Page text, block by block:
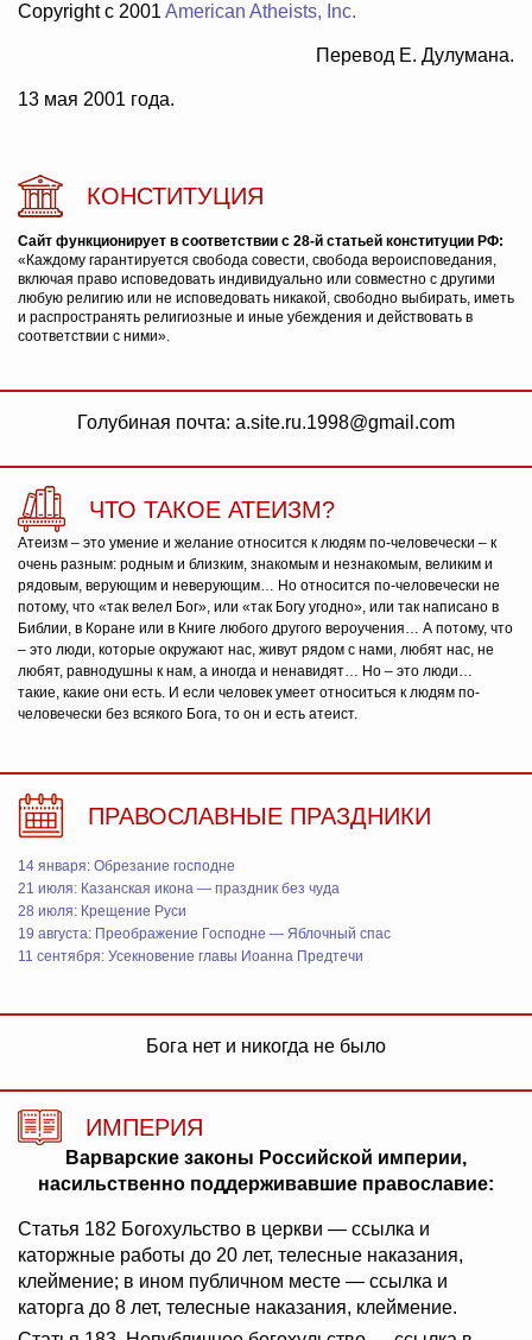
Copyright c 2001 American Atheists, Inc.
Перевод Е. Дулумана.
13 мая 2001 года.
КОНСТИТУЦИЯ
Сайт функционирует в соответствии с 28-й статьей конституции РФ:
«Каждому гарантируется свобода совести, свобода вероисповедания,
включая право исповедовать индивидуально или совместно с другими
любую религию или не исповедовать никакой, свободно выбирать, иметь
и распространять религиозные и иные убеждения и действовать в
соответствии с ними».
Голубиная почта: a.site.ru.1998@gmail.com
ЧТО ТАКОЕ АТЕИЗМ?
Атеизм – это умение и желание относится к людям по-человечески – к
очень разным: родным и близким, знакомым и незнакомым, великим и
рядовым, верующим и неверующим… Но относится по-человечески не
потому, что «так велел Бог», или «так Богу угодно», или так написано в
Библии, в Коране или в Книге любого другого вероучения… А потому, что
– это люди, которые окружают нас, живут рядом с нами, любят нас, не
любят, равнодушны к нам, а иногда и ненавидят… Но – это люди…
такие, какие они есть. И если человек умеет относиться к людям по-
человечески без всякого Бога, то он и есть атеист.
ПРАВОСЛАВНЫЕ ПРАЗДНИКИ
14 января: Обрезание господне
21 июля: Казанская икона — праздник без чуда
28 июля: Крещение Руси
19 августа: Преображение Господне — Яблочный спас
11 сентября: Усекновение главы Иоанна Предтечи
Бога нет и никогда не было
ИМПЕРИЯ
Варварские законы Российской империи,
насильственно поддерживавшие православие:
Статья 182 Богохульство в церкви — ссылка и
каторжные работы до 20 лет, телесные наказания,
клеймение; в ином публичном месте — ссылка и
каторга до 8 лет, телесные наказания, клеймение.